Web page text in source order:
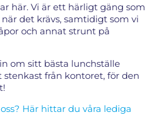
här. Vi är ett härligt gäng som
det krävs, samtidigt som vi
och annat strunt på
om sitt bästa lunchställe
från kontoret, för den
Här hittar du våra lediga